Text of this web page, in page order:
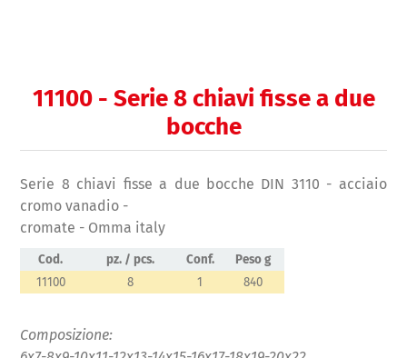
11100 - Serie 8 chiavi fisse a due
bocche
Serie 8 chiavi fisse a due bocche DIN 3110 - acciaio
cromo vanadio -
cromate - Omma italy
Cod. pz. / pcs. Conf.
Peso g
11100
8 1 840
Composizione: